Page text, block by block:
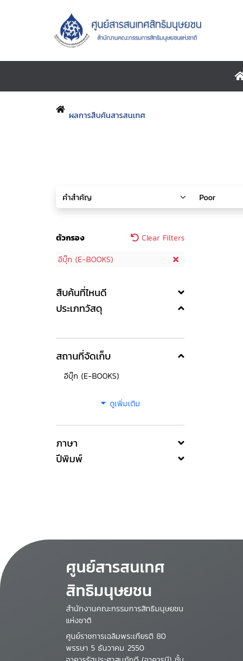
ผลการสืบค้นสารสนเทศ
ตัวกรอง
Clear Filters
อีบุ๊ก (E-BOOKS)
สืบค้นที่ไหนดี
ประเภทวัสดุ
สถานที่จัดเก็บ
อีบุ๊ก (E-BOOKS)
ดูเพิ่มเติม
ภาษา
ปีพิมพ์
ศูนย์สารสนเทศ
สิทธิมนุษยชน
สำนักงานคณะกรรมการสิทธิมนุษยชน
แห่งชาติ
ศูนย์ราชการเฉลิมพระเกียรติ 80
พรรษา 5 ธันวาคม 2550